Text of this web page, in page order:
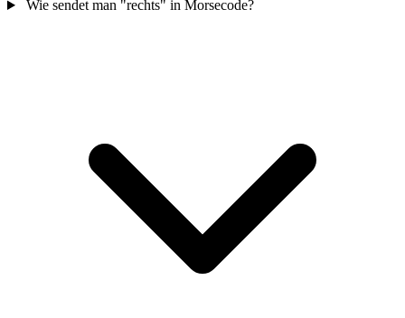
Wie sendet man "rechts" in Morsecode?